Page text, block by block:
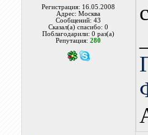
Регистрация: 16.05.2008
Адрес: Москва
Сообщений: 43
Сказал(а) спасибо: 0
Поблагодарили: 0 раз(а)
Репутация:280